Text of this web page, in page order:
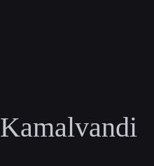
Kamalvandi